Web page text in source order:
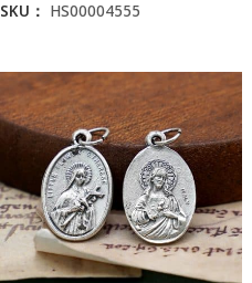
SKU： HS00004555